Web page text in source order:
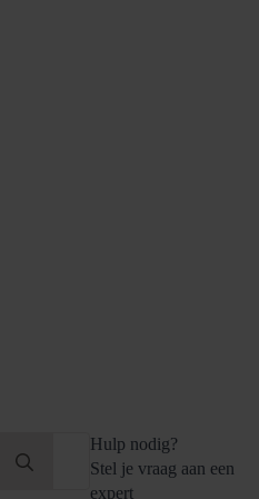
for:
Hulp nodig?
Stel je vraag aan een
expert